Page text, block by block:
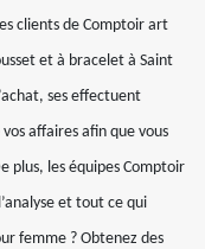
clients de Comptoir art
et à bracelet à Saint
ses effectuent
affaires afin que vous
plus, les équipes Comptoir
et tout ce qui
femme ? Obtenez des